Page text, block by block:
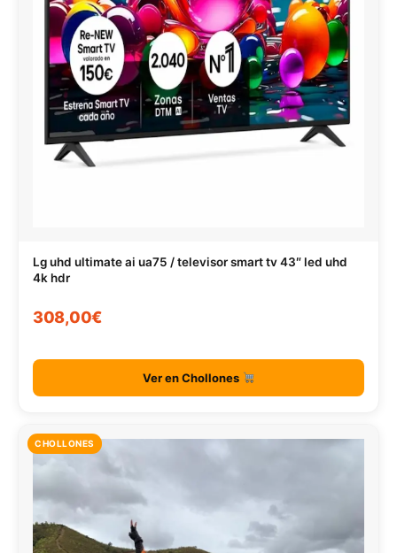
Lg uhd ultimate ai ua75 / televisor smart tv 43″ led uhd
4k hdr
308,00€
Ver en Chollones
CHOLLONES